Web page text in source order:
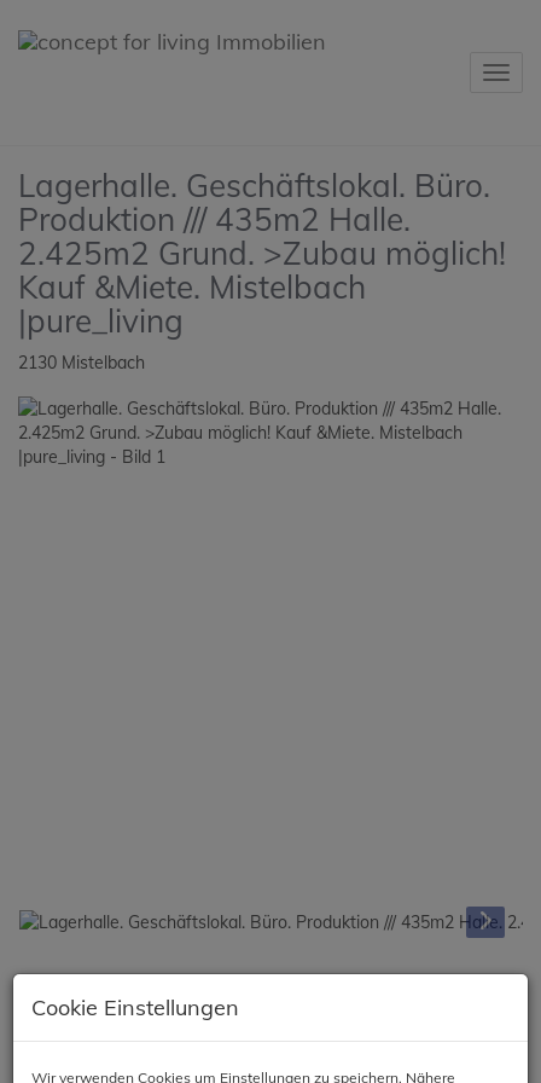
Lagerhalle. Geschäftslokal. Büro.
Produktion /// 435m2 Halle.
2.425m2 Grund. >Zubau möglich!
Kauf &Miete. Mistelbach
|pure_living
2130 Mistelbach
Geschäftslokal. Lagerhalle. Büro. Produktionsareal /// Zubau
Cookie Einstellungen
Wir verwenden Cookies um Einstellungen zu speichern. Nähere